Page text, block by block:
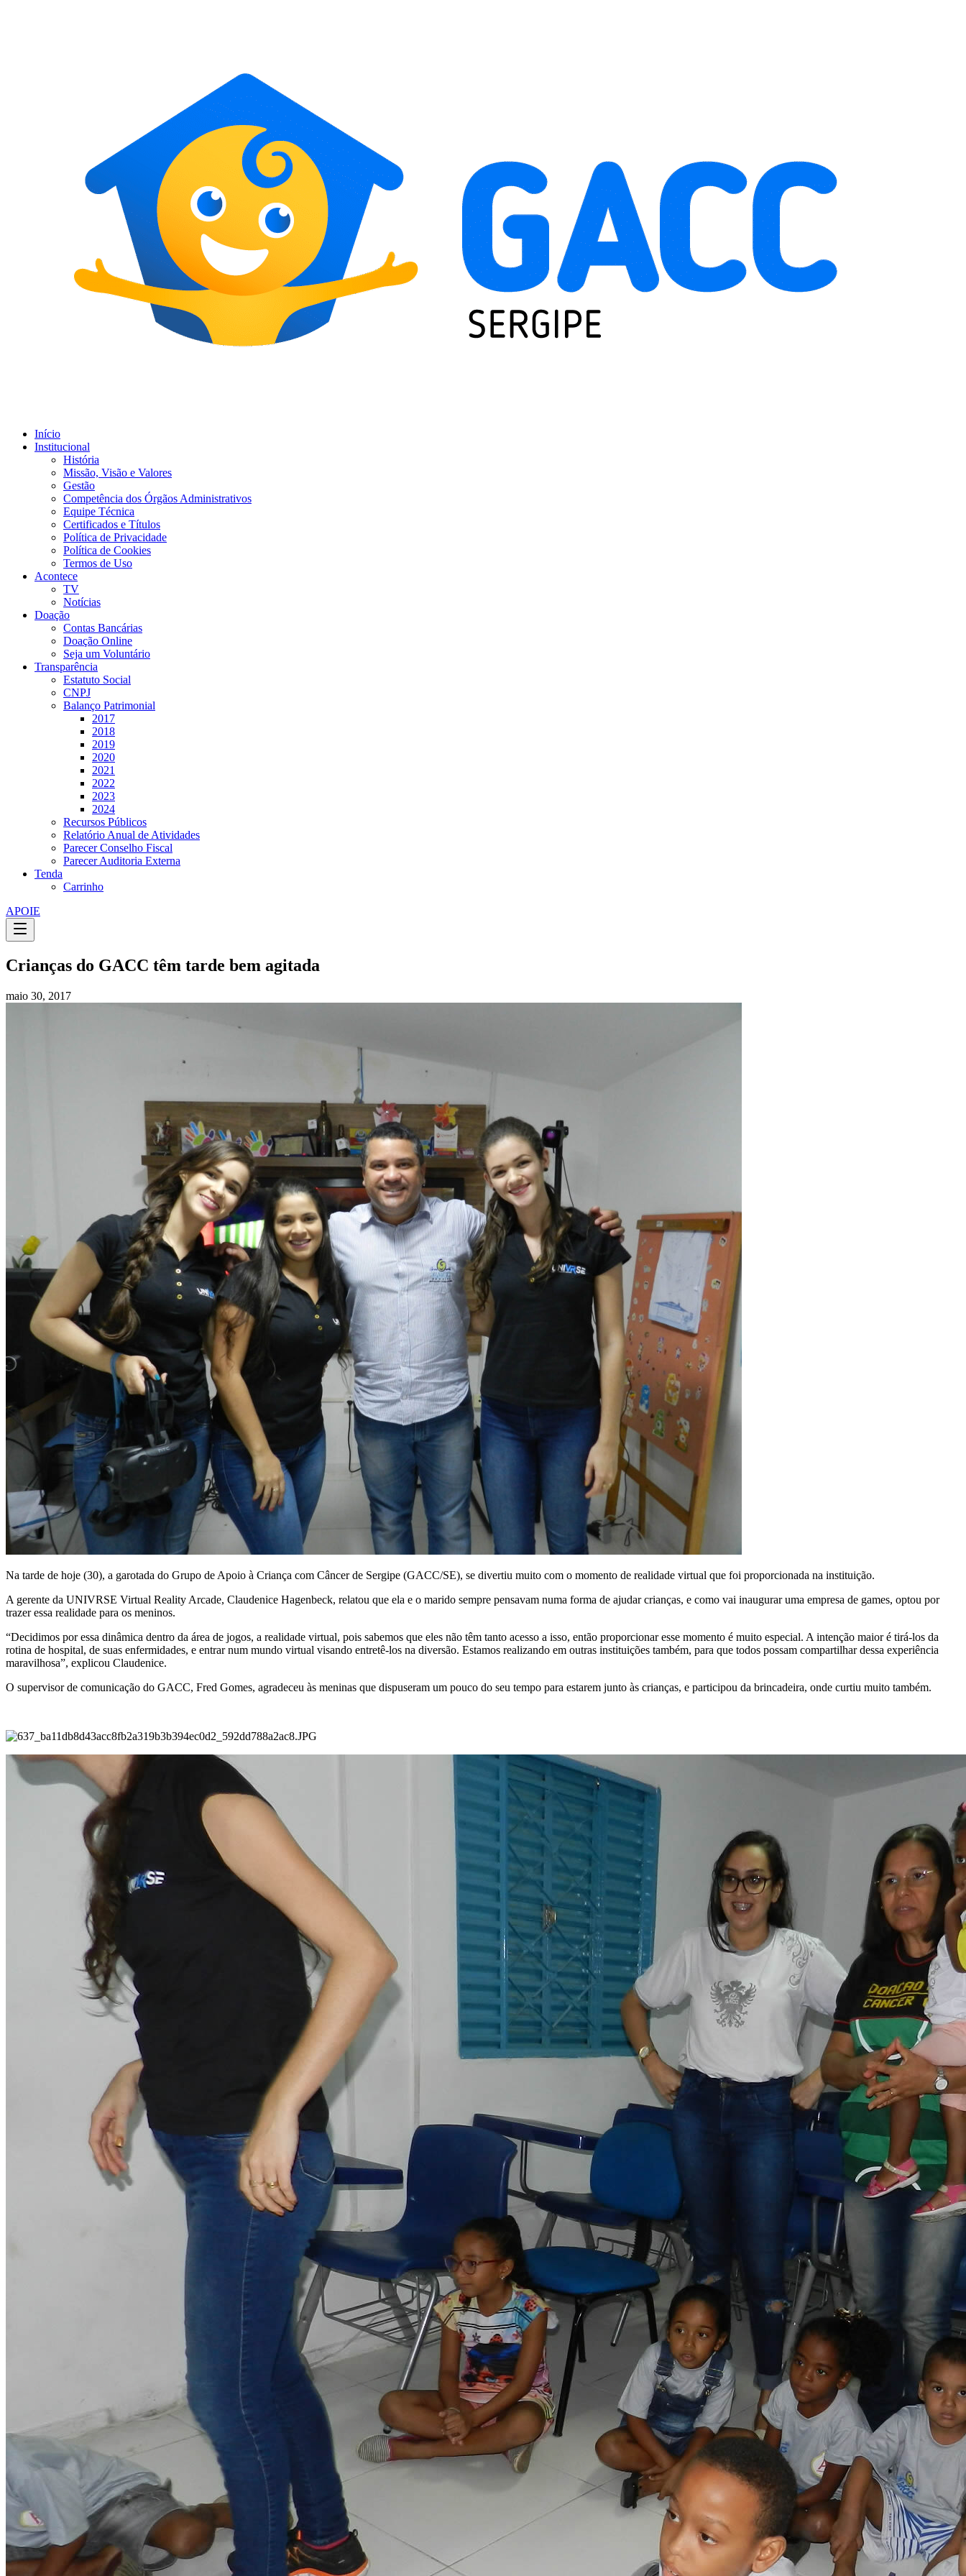
Início
Institucional
História
Missão, Visão e Valores
Gestão
Competência dos Órgãos Administrativos
Equipe Técnica
Certificados e Títulos
Política de Privacidade
Política de Cookies
Termos de Uso
Acontece
TV
Notícias
Doação
Contas Bancárias
Doação Online
Seja um Voluntário
Transparência
Estatuto Social
CNPJ
Balanço Patrimonial
2017
2018
2019
2020
2021
2022
2023
2024
Recursos Públicos
Relatório Anual de Atividades
Parecer Conselho Fiscal
Parecer Auditoria Externa
Tenda
Carrinho
APOIE
Crianças do GACC têm tarde bem agitada
maio 30, 2017
Na tarde de hoje (30), a garotada do Grupo de Apoio à Criança com Câncer de Sergipe (GACC/SE), se divertiu muito com o momento de realidade virtual que foi proporcionada na instituição.
A gerente da UNIVRSE Virtual Reality Arcade, Claudenice Hagenbeck, relatou que ela e o marido sempre pensavam numa forma de ajudar crianças, e como vai inaugurar uma empresa de games, optou por
trazer essa realidade para os meninos.
“Decidimos por essa dinâmica dentro da área de jogos, a realidade virtual, pois sabemos que eles não têm tanto acesso a isso, então proporcionar esse momento é muito especial. A intenção maior é tirá-los da
rotina de hospital, de suas enfermidades, e entrar num mundo virtual visando entretê-los na diversão. Estamos realizando em outras instituições também, para que todos possam compartilhar dessa experiência
maravilhosa”, explicou Claudenice.
O supervisor de comunicação do GACC, Fred Gomes, agradeceu às meninas que dispuseram um pouco do seu tempo para estarem junto às crianças, e participou da brincadeira, onde curtiu muito também.